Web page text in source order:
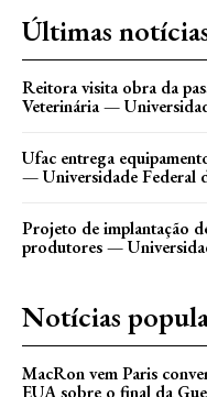
Últimas
Reitora visita obra da
Veterinária —
Ufac entrega
— Universidade Federal
Projeto de implantação
produtores —
Notícias
MacRon vem Paris
EUA sobre o final da